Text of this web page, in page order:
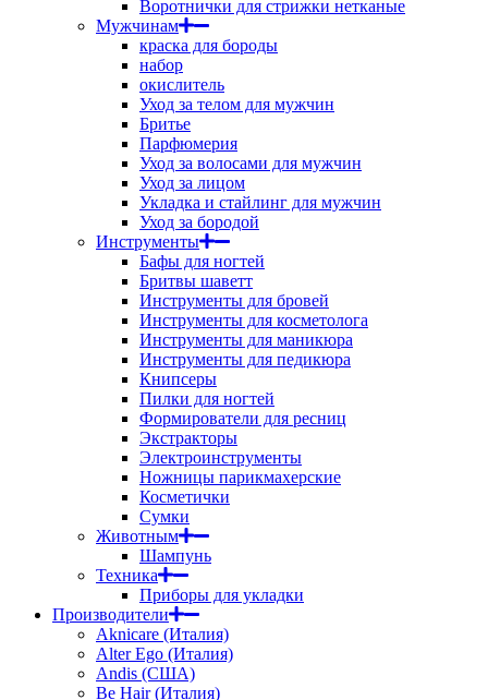
Воротнички для стрижки нетканые
Мужчинам
краска для бороды
набор
окислитель
Уход за телом для мужчин
Бритье
Парфюмерия
Уход за волосами для мужчин
Уход за лицом
Укладка и стайлинг для мужчин
Уход за бородой
Инструменты
Бафы для ногтей
Бритвы шаветт
Инструменты для бровей
Инструменты для косметолога
Инструменты для маникюра
Инструменты для педикюра
Книпсеры
Пилки для ногтей
Формирователи для ресниц
Экстракторы
Электроинструменты
Ножницы парикмахерские
Косметички
Сумки
Животным
Шампунь
Техника
Приборы для укладки
Производители
Aknicare (Италия)
Alter Ego (Италия)
Andis (США)
Be Hair (Италия)